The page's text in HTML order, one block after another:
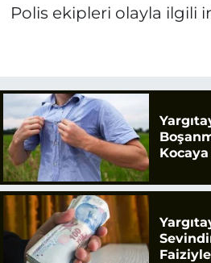
Polis ekipleri olayla ilgili